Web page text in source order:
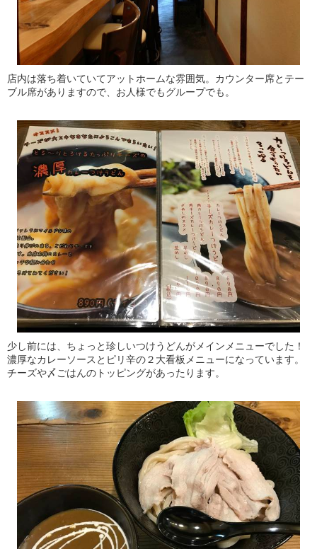
店内は落ち着いていてアットホームな雰囲気。カウンター席とテー
ブル席がありますので、お人様でもグループでも。
少し前には、ちょっと珍しいつけうどんがメインメニューでした！
濃厚なカレーソースとピリ辛の２大看板メニューになっています。
チーズや〆ごはんのトッピングがあったります。